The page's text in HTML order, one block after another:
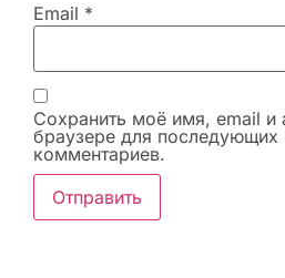
Email *
Сохранить моё имя, email и
браузере для последующих
комментариев.